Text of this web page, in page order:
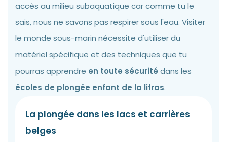
accès au milieu subaquatique car comme tu le
sais, nous ne savons pas respirer sous l'eau. Visiter
le monde sous-marin nécessite d'utiliser du
matériel spécifique et des techniques que tu
pourras apprendre en toute sécurité dans les
écoles de plongée enfant de la lifras.
La plongée dans les lacs et carrières
belges